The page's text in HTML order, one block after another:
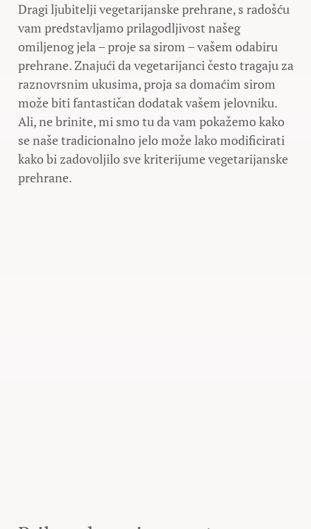
Dragi ljubitelji vegetarijanske prehrane, s radošću
vam predstavljamo prilagodljivost našeg
omiljenog jela – proje sa sirom – vašem odabiru
prehrane. Znajući da vegetarijanci često tragaju za
raznovrsnim ukusima, proja sa domaćim sirom
može biti fantastičan dodatak vašem jelovniku.
Ali, ne brinite, mi smo tu da vam pokažemo kako
se naše tradicionalno jelo može lako modificirati
kako bi zadovoljilo sve kriterijume vegetarijanske
prehrane.